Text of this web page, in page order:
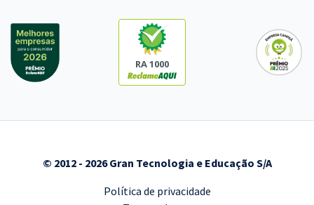
RA 1000
© 2012 - 2026 Gran Tecnologia e Educação S/A
Política de privacidade